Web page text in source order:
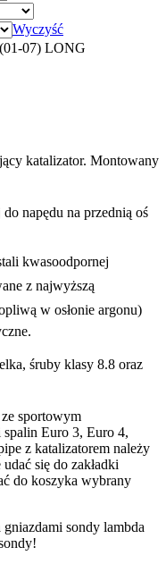
Wyczyść
07) LONG
katalizator. Montowany
napędu na przednią oś
kwasoodpornej
z najwyższą
w osłonie argonu)
śruby klasy 8.8 oraz
sportowym
spalin Euro 3, Euro 4,
z katalizatorem należy
się do zakładki
do koszyka wybrany
sondy lambda